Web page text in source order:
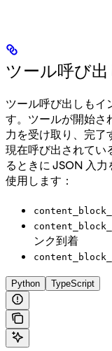
ツール呼び
ツール呼び出しもイ
す。ツールが開始さ
力を受け取り、完了
現在呼び出されてい
るときに JSON 入
使用します：
ンク到着
Python TypeScript